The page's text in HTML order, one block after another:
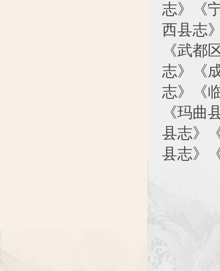
志》《
西县志
《武都
志》《
志》《
《玛曲
县志》
县志》